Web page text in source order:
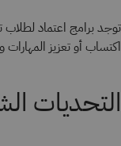
توجد برامج اعتماد لطلاب
اكتساب أو تعزيز المهارات
التحديات